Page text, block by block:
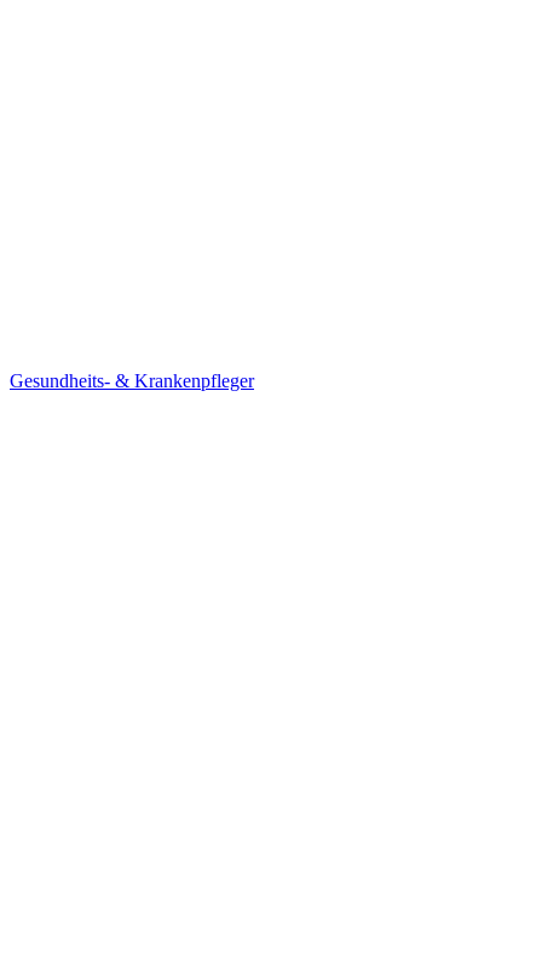
Gesundheits- & Krankenpfleger